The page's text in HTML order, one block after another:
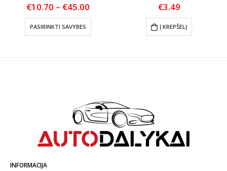
€10.70 – €45.00
€10.70
€45.00
PASIRINKTI SAVYBES
This product has multiple variants. The options may be chosen on the product page
€3.49
Į KREPŠELĮ
INFORMACIJA